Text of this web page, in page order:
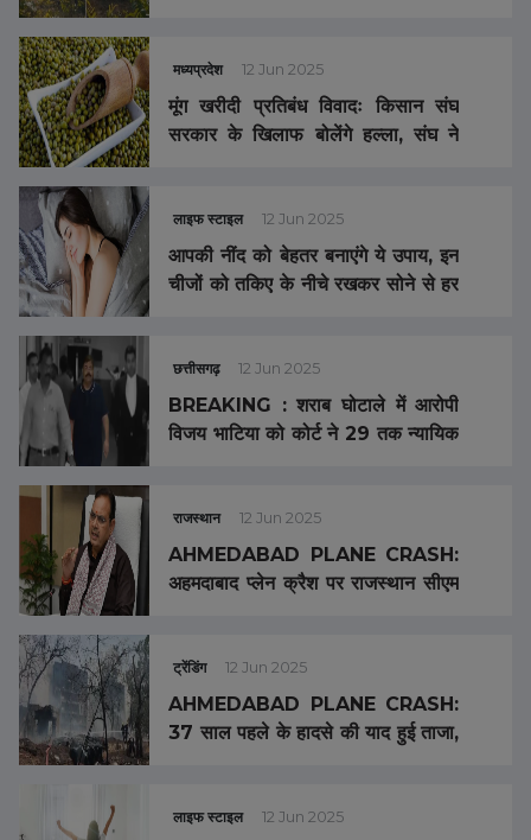
मध्यप्रदेश 12 Jun 2025
मूंग खरीदी प्रतिबंध विवादः किसान संघ
सरकार के खिलाफ बोलेंगे हल्ला, संघ ने
लाइफ स्टाइल 12 Jun 2025
आपकी नींद को बेहतर बनाएंगे ये उपाय, इन
चीजों को तकिए के नीचे रखकर सोने से हर
छत्तीसगढ़ 12 Jun 2025
BREAKING : शराब घोटाले में आरोपी
विजय भाटिया को कोर्ट ने 29 तक न्यायिक
राजस्थान 12 Jun 2025
AHMEDABAD PLANE CRASH:
अहमदाबाद प्लेन क्रैश पर राजस्थान सीएम
ट्रेंडिंग 12 Jun 2025
AHMEDABAD PLANE CRASH:
37 साल पहले के हादसे की याद हुई ताजा,
लाइफ स्टाइल 12 Jun 2025